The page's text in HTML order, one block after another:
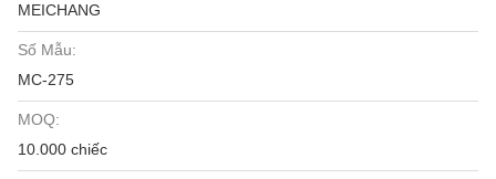
MEICHANG
Số Mẫu:
MC-275
MOQ:
10.000 chiếc